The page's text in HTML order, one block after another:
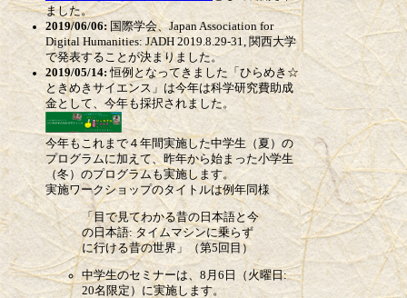
ました。
2019/06/06: 国際学会、Japan Association for
Digital Humanities: JADH 2019.8.29-31, 関西大学
で発表することが決まりました。
2019/05/14:恒例となってきました「ひらめき☆
ときめきサイエンス」は今年は科学研究費助成
金として、今年も採択されました。
今年もこれまで４年間実施した中学生（夏）の
プログラムに加えて、昨年から始まった小学生
（冬）のプログラムも実施します。
実施ワークショップのタイトルは例年同様
「目で見てわかる昔の日本語と今
の日本語: タイムマシンに乗らず
に行ける昔の世界」（第5回目）
中学生のセミナーは、8月6日（火曜日:
20名限定）に実施します。